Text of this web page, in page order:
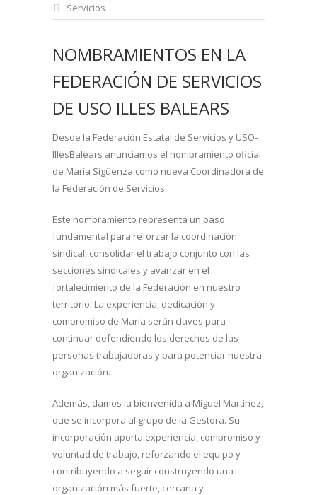
Servicios
NOMBRAMIENTOS EN LA
FEDERACIÓN DE SERVICIOS
DE USO ILLES BALEARS
Desde la Federación Estatal de Servicios y USO-
IllesBalears anunciamos el nombramiento oficial
de María Sigüenza como nueva Coordinadora de
la Federación de Servicios.
Este nombramiento representa un paso
fundamental para reforzar la coordinación
sindical, consolidar el trabajo conjunto con las
secciones sindicales y avanzar en el
fortalecimiento de la Federación en nuestro
territorio. La experiencia, dedicación y
compromiso de María serán claves para
continuar defendiendo los derechos de las
personas trabajadoras y para potenciar nuestra
organización.
Además, damos la bienvenida a Miguel Martínez,
que se incorpora al grupo de la Gestora. Su
incorporación aporta experiencia, compromiso y
voluntad de trabajo, reforzando el equipo y
contribuyendo a seguir construyendo una
organización más fuerte, cercana y